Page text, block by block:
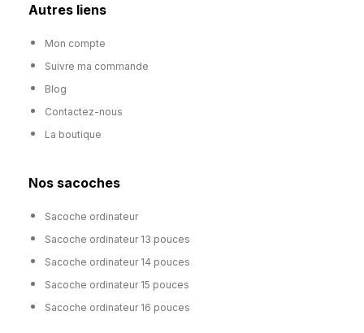
Autres liens
Mon compte
Suivre ma commande
Blog
Contactez-nous
La boutique
Nos sacoches
Sacoche ordinateur
Sacoche ordinateur 13 pouces
Sacoche ordinateur 14 pouces
Sacoche ordinateur 15 pouces
Sacoche ordinateur 16 pouces